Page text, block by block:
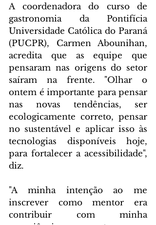
A coordenadora do curso de
gastronomia da Pontifícia
Universidade Católica do Paraná
(PUCPR), Carmen Abounihan,
acredita que as equipe que
pensaram nas origens do setor
saíram na frente. "Olhar o
ontem é importante para pensar
nas novas tendências, ser
ecologicamente correto, pensar
no sustentável e aplicar isso às
tecnologias disponíveis hoje,
para fortalecer a acessibilidade",
diz.
"A minha intenção ao me
inscrever como mentor era
contribuir com minha